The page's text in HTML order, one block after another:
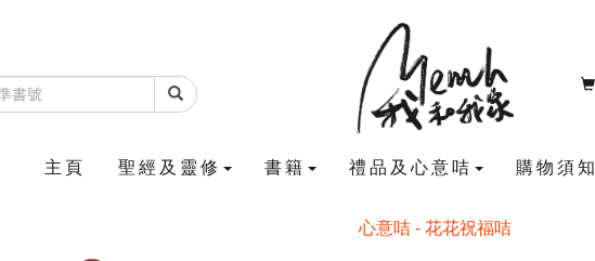
主頁 聖經及靈修 書籍 禮品及心意咭 購物須知
心意咭 - 花花祝福咭